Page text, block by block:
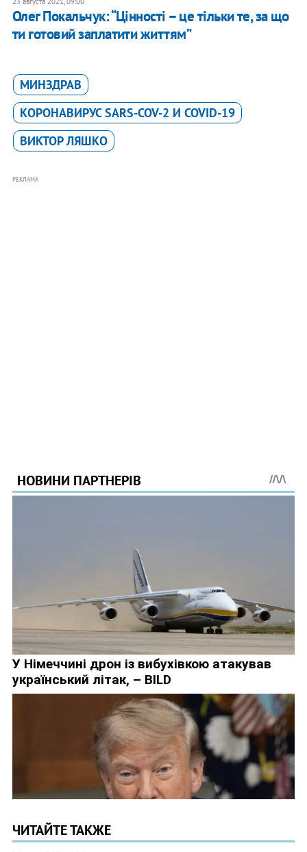
Олег Покальчук: “Цінності – це тільки те, за що
ти готовий заплатити життям”
МИНЗДРАВ
КОРОНАВИРУС SARS-COV-2 И COVID-19
ВИКТОР ЛЯШКО
РЕКЛАМА
ЧИТАЙТЕ ТАКЖЕ